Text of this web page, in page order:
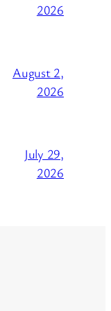
2026
August 2,
2026
July 29,
2026